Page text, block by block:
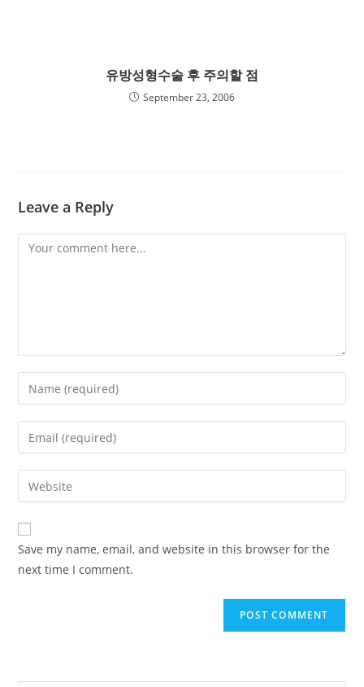
유방성형수술 후 주의할 점
September 23, 2006
Leave a Reply
Comment
Enter
your
name
comment
Enter
your
email
address
comment
Enter
your
website
URL
(optional)
Save my name, email, and website in this browser for the
next time I comment.